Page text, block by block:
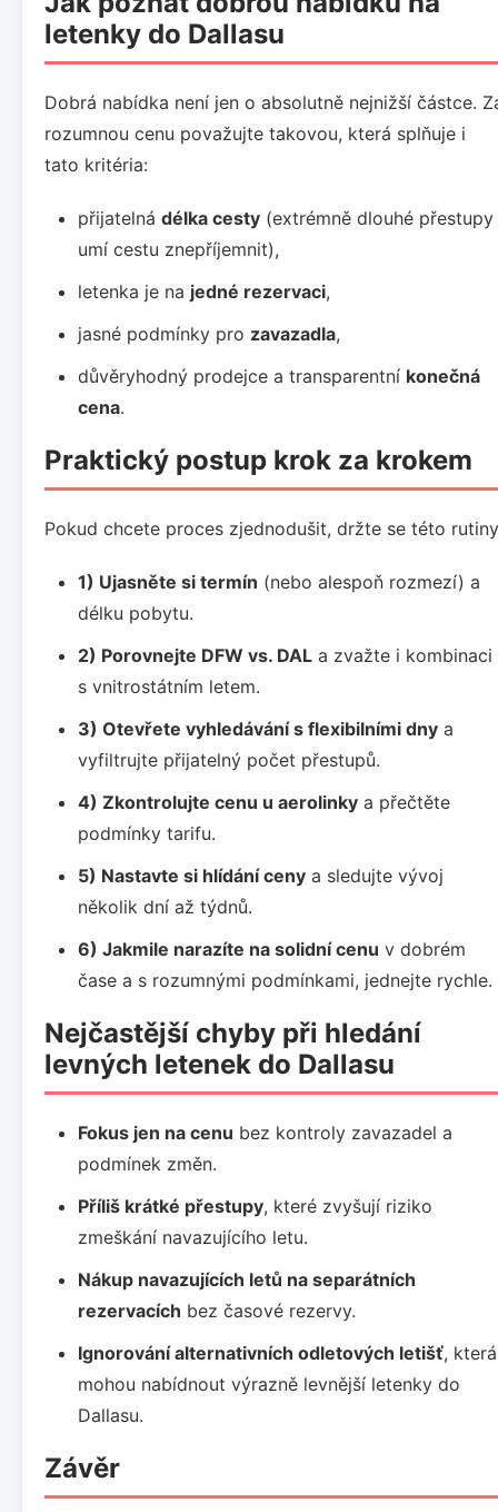
letenky do Dallasu
Dobrá nabídka není jen o absolutně nejnižší částce.
rozumnou cenu považujte takovou, která splňuje i
tato kritéria:
přijatelná délka cesty (extrémně dlouhé přestupy
umí cestu znepříjemnit),
letenka je na jedné rezervaci,
jasné podmínky pro zavazadla,
důvěryhodný prodejce a transparentní konečná
cena.
Praktický postup krok za krokem
Pokud chcete proces zjednodušit, držte se této
1) Ujasněte si termín (nebo alespoň rozmezí) a
délku pobytu.
2) Porovnejte DFW vs. DAL a zvažte i kombinaci
s vnitrostátním letem.
3) Otevřete vyhledávání s flexibilními dny a
vyfiltrujte přijatelný počet přestupů.
4) Zkontrolujte cenu u aerolinky a přečtěte
podmínky tarifu.
5) Nastavte si hlídání ceny a sledujte vývoj
několik dní až týdnů.
6) Jakmile narazíte na solidní cenu v dobrém
čase a s rozumnými podmínkami, jednejte rychle.
Nejčastější chyby při hledání
levných letenek do Dallasu
Fokus jen na cenu bez kontroly zavazadel a
podmínek změn.
Příliš krátké přestupy, které zvyšují riziko
zmeškání navazujícího letu.
Nákup navazujících letů na separátních
rezervacích bez časové rezervy.
Ignorování alternativních odletových letišť, která
mohou nabídnout výrazně levnější letenky do
Dallasu.
Závěr